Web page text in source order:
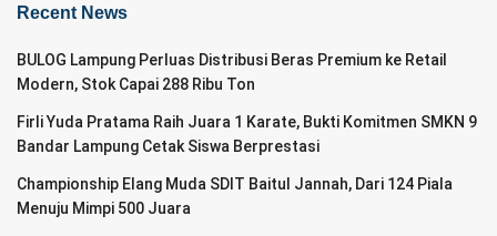
Recent News
BULOG Lampung Perluas Distribusi Beras Premium ke Retail
Modern, Stok Capai 288 Ribu Ton
Firli Yuda Pratama Raih Juara 1 Karate, Bukti Komitmen SMKN 9
Bandar Lampung Cetak Siswa Berprestasi
Championship Elang Muda SDIT Baitul Jannah, Dari 124 Piala
Menuju Mimpi 500 Juara